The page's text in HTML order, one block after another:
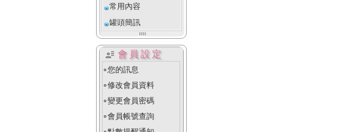
常用內容
罐頭簡訊
user_attributes 會員設定
fiber_manual_record 您的訊息
fiber_manual_record 修改會員資料
fiber_manual_record 變更會員密碼
fiber_manual_record 會員帳號查詢